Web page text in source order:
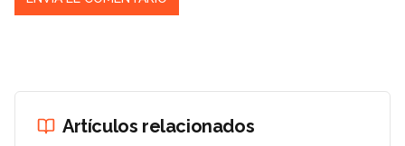
Artículos relacionados